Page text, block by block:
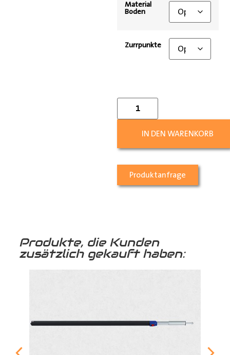
Material
Boden
Zurrpunkte
IN DEN WARENKORB
Produktanfrage
Produkte, die Kunden
zusätzlich gekauft haben: